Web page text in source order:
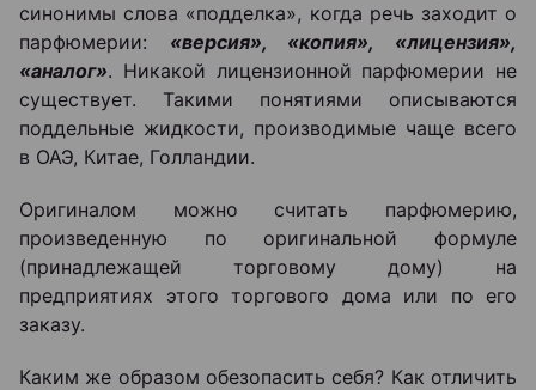
синонимы слова «подделка», когда речь заходит о
парфюмерии: «версия», «копия», «лицензия»,
«аналог». Никакой лицензионной парфюмерии не
существует. Такими понятиями описываются
поддельные жидкости, производимые чаще всего
в ОАЭ, Китае, Голландии.
Оригиналом можно считать парфюмерию,
произведенную по оригинальной формуле
(принадлежащей торговому дому) на
предприятиях этого торгового дома или по его
заказу.
Каким же образом обезопасить себя? Как отличить